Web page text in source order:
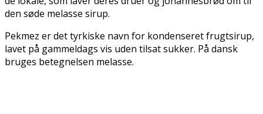
den søde melasse sirup.
Pekmez er det tyrkiske navn for kondenseret frugtsirup,
lavet på gammeldags vis uden tilsat sukker. På dansk
bruges betegnelsen melasse.